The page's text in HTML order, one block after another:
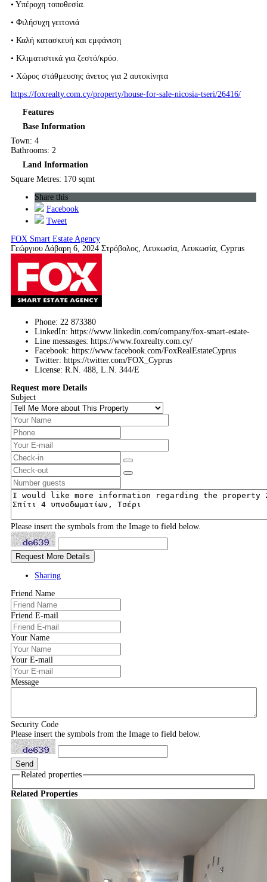
• Υπέρoχη τοποθεσία.
• Φιλήσυχη γειτονιά
• Καλή κατασκευή και εμφάνιση
• Κλιματιστικά για ζεστό/κρύο.
• Χώρος στάθμευσης άνετος για 2 αυτοκίνητα
https://foxrealty.com.cy/property/house-for-sale-nicosia-tseri/26416/
Features
Base Information
Town: 4
Bathrooms: 2
Land Information
Square Metres: 170 sqmt
Share this
Facebook
Tweet
FOX Smart Estate Agency
Γεώργιου Δάβαρη 6, 2024 Στρόβολος, Λευκωσία, Λευκωσία, Cyprus
Phone: 22 873380
LinkedIn: https://www.linkedin.com/company/fox-smart-estate-
Line messasges: https://www.foxrealty.com.cy/
Facebook: https://www.facebook.com/FoxRealEstateCyprus
Twitter: https://twitter.com/FOX_Cyprus
License: R.N. 488, L.N. 344/E
Request more Details
Subject
Please insert the symbols from the Image to field below.
Sharing
Friend Name
Friend E-mail
Your Name
Your E-mail
Message
Security Code
Please insert the symbols from the Image to field below.
Related properties
Related Properties